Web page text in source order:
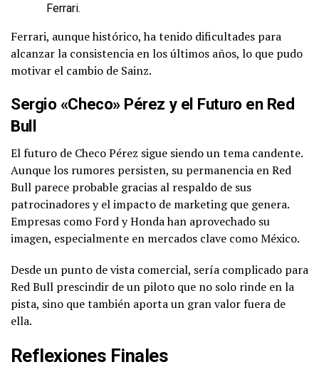
Ferrari.
Ferrari, aunque histórico, ha tenido dificultades para
alcanzar la consistencia en los últimos años, lo que pudo
motivar el cambio de Sainz.
Sergio «Checo» Pérez y el Futuro en Red
Bull
El futuro de Checo Pérez sigue siendo un tema candente.
Aunque los rumores persisten, su permanencia en Red
Bull parece probable gracias al respaldo de sus
patrocinadores y el impacto de marketing que genera.
Empresas como Ford y Honda han aprovechado su
imagen, especialmente en mercados clave como México.
Desde un punto de vista comercial, sería complicado para
Red Bull prescindir de un piloto que no solo rinde en la
pista, sino que también aporta un gran valor fuera de
ella.
Reflexiones Finales